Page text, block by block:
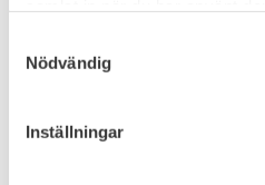
Nödvändig
Inställningar